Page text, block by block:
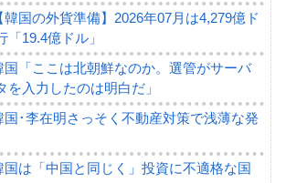
韓国の外貨準備】2026年07月は4,279億ド
19.4億ドル」
国「ここは北朝鮮なのか。選管がサーバ
を入力したのは明白だ」
国･李在明さっそく不動産対策で浅薄な発
国は「中国と同じく」投資に不適格な国